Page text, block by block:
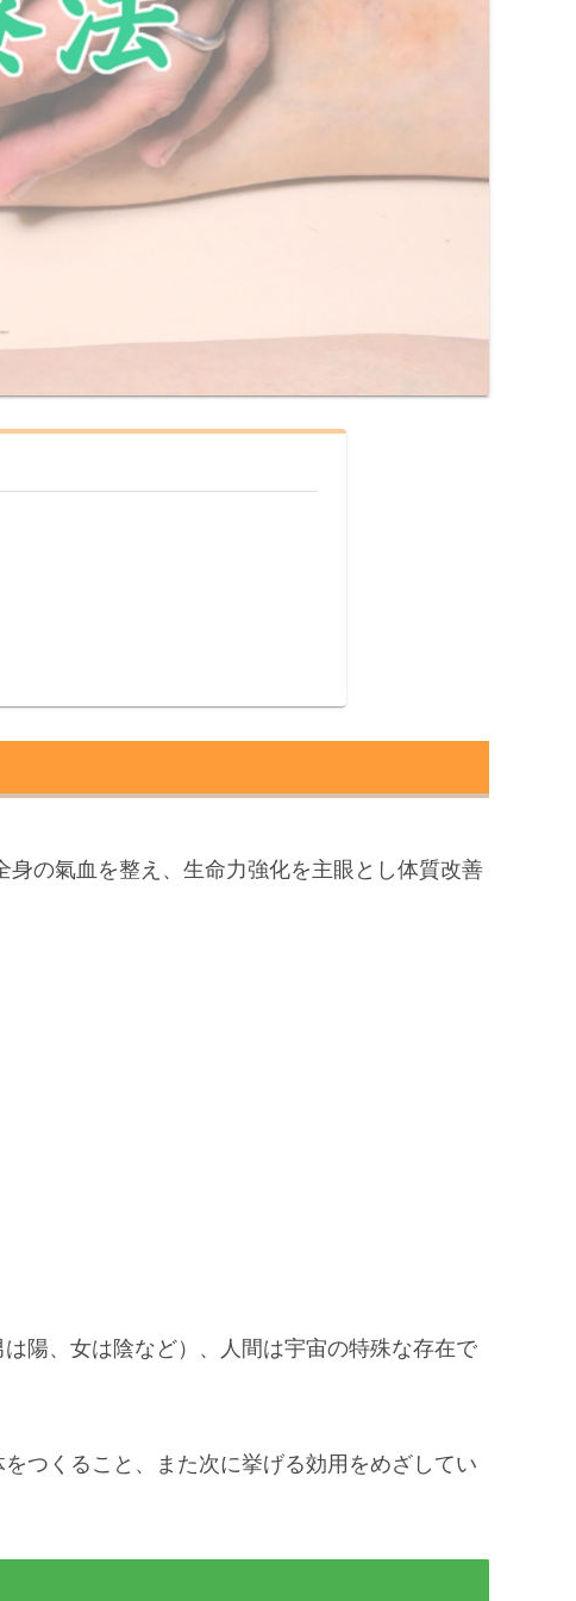
身の氣血を整え、生命力強化を主眼とし体質改善
陽、女は陰など）、人間は宇宙の特殊な存在で
つくること、また次に挙げる効用をめざしてい